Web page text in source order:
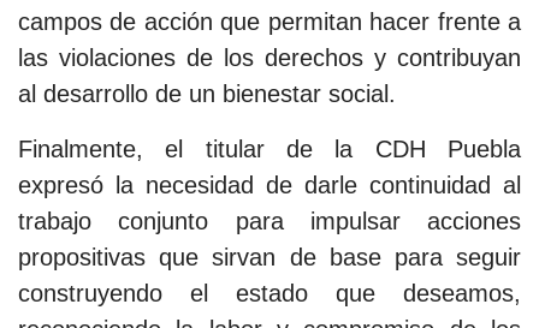
campos de acción que permitan hacer frente a
las violaciones de los derechos y contribuyan
al desarrollo de un bienestar social.
Finalmente, el titular de la CDH Puebla
expresó la necesidad de darle continuidad al
trabajo conjunto para impulsar acciones
propositivas que sirvan de base para seguir
construyendo el estado que deseamos,